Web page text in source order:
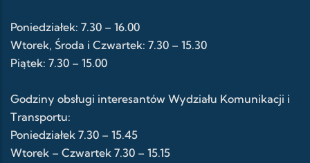
Poniedziałek: 7.30 – 16.00
Wtorek, Środa i Czwartek: 7.30 – 15.30
Piątek: 7.30 – 15.00
Godziny obsługi interesantów Wydziału Komunikacji i
Transportu:
Poniedziałek 7.30 – 15.45
Wtorek – Czwartek 7.30 – 15.15